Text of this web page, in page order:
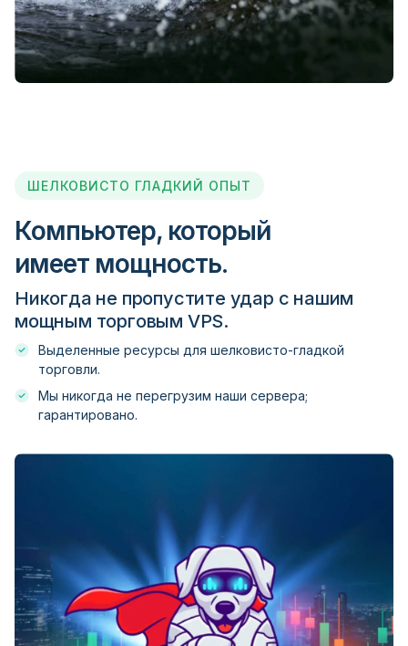
Darwinex
Divisa Capital
ECM Trader
EDR Financial
Equiti
ETX Capital
ШЕЛКОВИСТО ГЛАДКИЙ ОПЫТ
Компьютер, который
имеет мощность.
Никогда не пропустите удар с нашим
мощным торговым VPS.
Выделенные ресурсы для шелковисто-гладкой
торговли.
Мы никогда не перегрузим наши сервера;
гарантировано.